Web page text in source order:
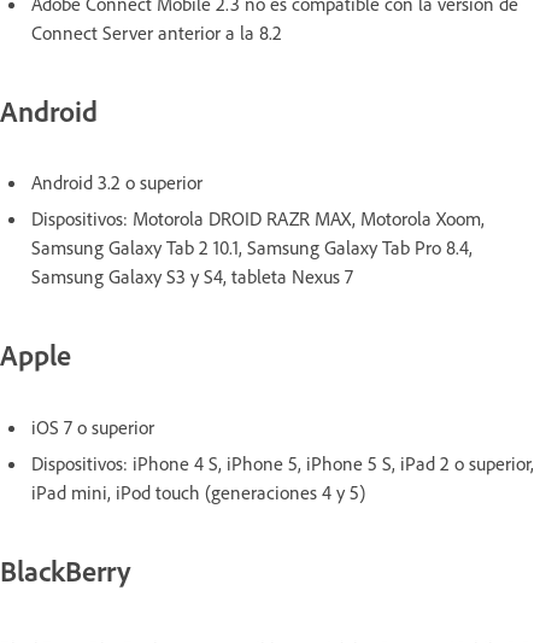
Connect Server anterior a la 8.2
Android
Android 3.2 o superior
Dispositivos: Motorola DROID RAZR MAX, Motorola Xoom,
Samsung Galaxy Tab 2 10.1, Samsung Galaxy Tab Pro 8.4,
Samsung Galaxy S3 y S4, tableta Nexus 7
Apple
iOS 7 o superior
Dispositivos: iPhone 4 S, iPhone 5, iPhone 5 S, iPad 2 o superior,
iPad mini, iPod touch (generaciones 4 y 5)
BlackBerry